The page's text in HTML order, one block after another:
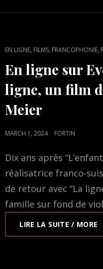
CAT
EN LIGNE, FILMS, FRANCOPHONIE,
En ligne sur
ligne, un film
Meier
POSTED
MARCH 1, 2024 FORTIN
Dix ans après
réalisatrice franco-
de retour avec “La
famille sur fond de
LIRE LA SUITE / MORE